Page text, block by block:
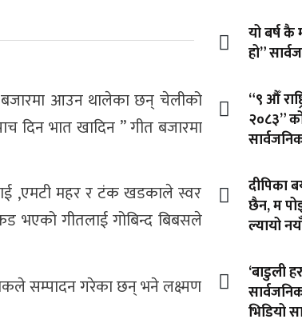
बजारमा आउन थालेका छन् चेलीको
दिन भात खादिन ” गीत बजारमा
,एमटी महर र टंक खडकाले स्वर
भएको गीतलाई गोबिन्द बिबसले
सम्पादन गरेका छन् भने लक्ष्मण
यो बर्ष
हो”
“९ औँ
२०८३”
दीपिका
छैन, म
ल्यायो
‘बाडुली
भिडियो